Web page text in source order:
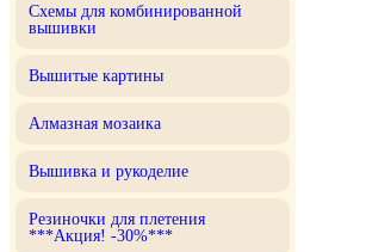
Схемы для комбинированной
вышивки
Вышитые картины
Алмазная мозаика
Вышивка и рукоделие
Резиночки для плетения
***Акция! -30%***